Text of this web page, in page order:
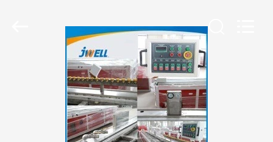
MAISON
PRODUITS